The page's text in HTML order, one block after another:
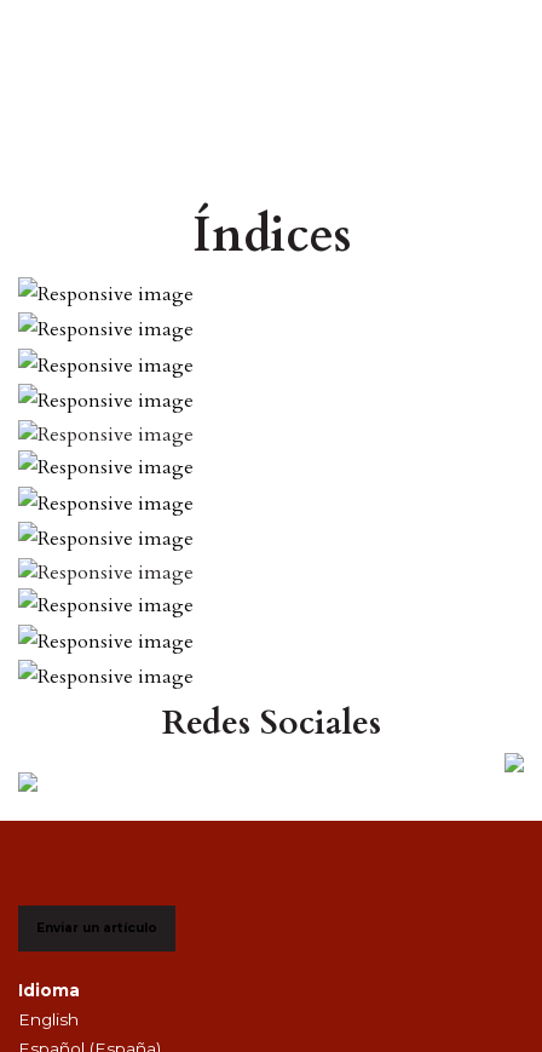
Índices
Redes Sociales
Enviar un artículo
Idioma
English